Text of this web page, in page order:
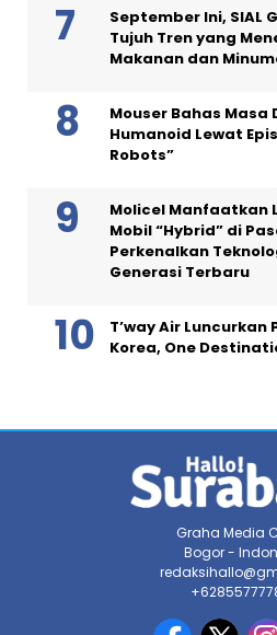
September Ini, SIAL
Tujuh Tren yang
Makanan dan
Mouser Bahas Masa
Humanoid Lewat
Robots”
Molicel Manfaatkan
Mobil “Hybrid” di
Perkenalkan
Generasi Terbaru
T’way Air Luncurkan
Korea, One
Graha Media
Bogor -